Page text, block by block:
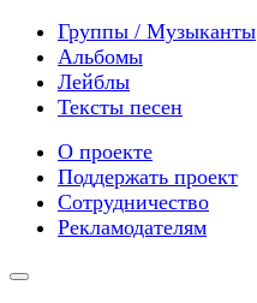
Группы / Музыканты
Альбомы
Лейблы
Тексты песен
О проекте
Поддержать проект
Сотрудничество
Рекламодателям